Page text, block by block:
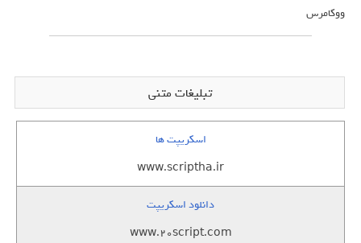
ووکامرس
تبلیغات متنی
اسکریپت ها
www.scriptha.ir
دانلود اسکریپت
www.20script.com